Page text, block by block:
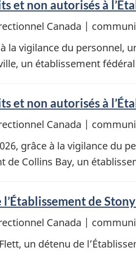
et non autorisés à
Canada |
la vigilance du
un établissement
et non autorisés à
Canada |
grâce à la vigilance du
de Collins Bay, un
l’Établissement de
Canada |
un détenu de